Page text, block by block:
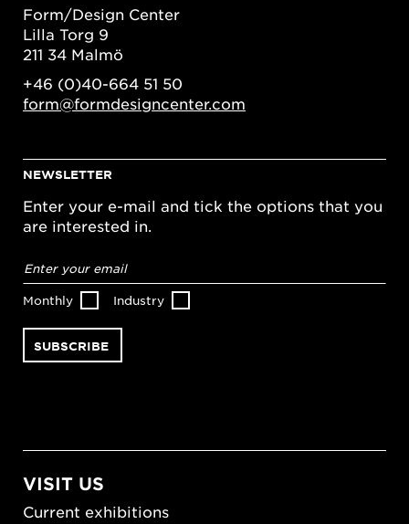
Form/Design Center
Lilla Torg 9
211 34 Malmö
+46 (0)40-664 51 50
form@formdesigncenter.com
NEWSLETTER
Enter your e-mail and tick the options that you
are interested in.
address*
Monthly Industry
VISIT US
Current exhibitions